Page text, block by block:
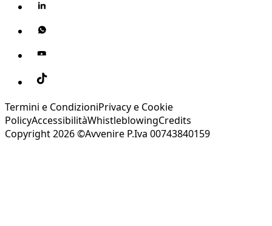
Termini e CondizioniPrivacy e Cookie
PolicyAccessibilitàWhistleblowingCredits
Copyright 2026 ©Avvenire P.Iva 00743840159